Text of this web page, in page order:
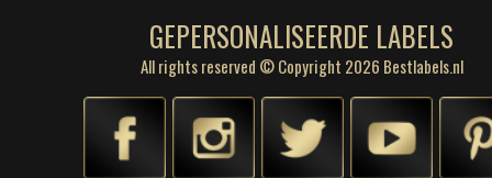
GEPERSONALISEERDE LABELS
All rights reserved © Copyright 2026 Bestlabels.nl